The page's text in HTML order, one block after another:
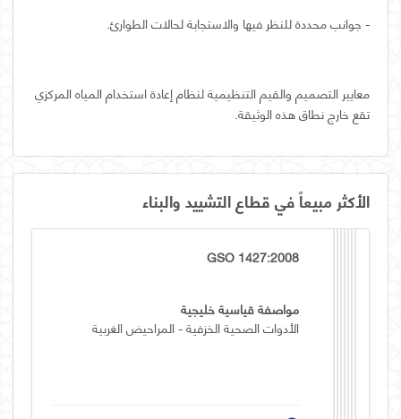
- جوانب محددة للنظر فيها والاستجابة لحالات الطوارئ.
معايير التصميم والقيم التنظيمية لنظام إعادة استخدام المياه المركزي
تقع خارج نطاق هذه الوثيقة.
الأكثر مبيعاً في قطاع التشييد والبناء
GSO 1427:2008
مواصفة قياسية خليجية
الأدوات الصحية الخزفية - المراحيض الغربية